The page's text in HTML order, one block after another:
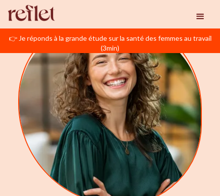
👉 Je réponds à la grande étude sur la santé des femmes au travail
(3min)